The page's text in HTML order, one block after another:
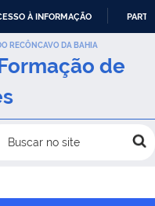
À INFORMAÇÃO
RECÔNCAVO DA BAHIA
de
Buscar no site